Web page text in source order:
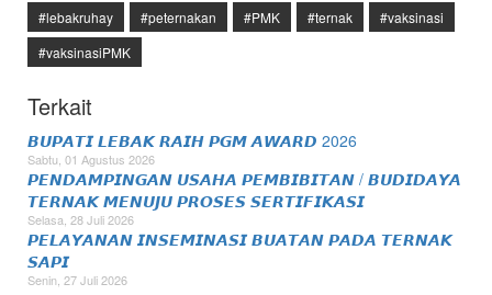
#lebakruhay
#peternakan #PMK #ternak
#vaksinasi
#vaksinasiPMK
Terkait
𝘽𝙐𝙋𝘼𝙏𝙄 𝙇𝙀𝘽𝘼𝙆 𝙍𝘼𝙄𝙃 𝙋𝙂𝙈 𝘼𝙒𝘼𝙍𝘿 2026
Sabtu, 01 Agustus 2026
𝙋𝙀𝙉𝘿𝘼𝙈𝙋𝙄𝙉𝙂𝘼𝙉 𝙐𝙎𝘼𝙃𝘼 𝙋𝙀𝙈𝘽𝙄𝘽𝙄𝙏𝘼𝙉 / 𝘽𝙐𝘿𝙄𝘿𝘼𝙔𝘼
𝙏𝙀𝙍𝙉𝘼𝙆 𝙈𝙀𝙉𝙐𝙅𝙐 𝙋𝙍𝙊𝙎𝙀𝙎 𝙎𝙀𝙍𝙏𝙄𝙁𝙄𝙆𝘼𝙎𝙄
Selasa, 28 Juli 2026
𝙋𝙀𝙇𝘼𝙔𝘼𝙉𝘼𝙉 𝙄𝙉𝙎𝙀𝙈𝙄𝙉𝘼𝙎𝙄 𝘽𝙐𝘼𝙏𝘼𝙉 𝙋𝘼𝘿𝘼 𝙏𝙀𝙍𝙉𝘼𝙆
𝙎𝘼𝙋𝙄
Senin, 27 Juli 2026